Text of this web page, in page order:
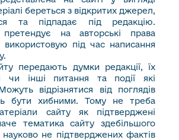
береться з відкритих джерел,
та підпадає під редакцію.
на авторські права
використовую під час написання
передають думки редакції, їх
чи інші питання та події які
відрізнятися від поглядів
бути хибними. Тому не треба
сайту як підтверджені
тематика сайту здебільшого
науково не підтверджених фактів